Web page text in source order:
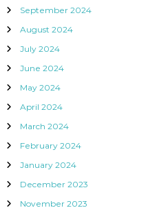
September 2024
August 2024
July 2024
June 2024
May 2024
April 2024
March 2024
February 2024
January 2024
December 2023
November 2023